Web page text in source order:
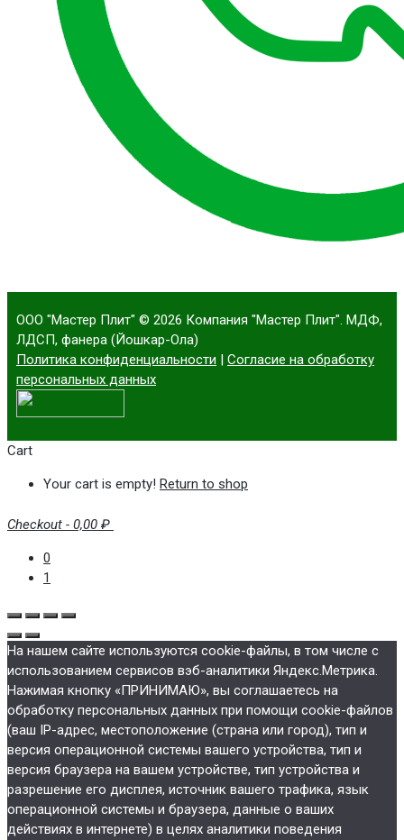
ООО "Мастер Плит" © 2026 Компания "Мастер Плит". МДФ,
ЛДСП, фанера (Йошкар-Ола)
Политика конфиденциальности | Согласие на обработку
персональных данных
Cart
Your cart is empty! Return to shop
Checkout - 0,00 ₽
0
1
На нашем сайте используются cookie-файлы, в том числе с
использованием сервисов вэб-аналитики Яндекс.Метрика.
Нажимая кнопку «ПРИНИМАЮ», вы соглашаетесь на
обработку персональных данных при помощи cookie-файлов
(ваш IP-адрес, местоположение (страна или город), тип и
версия операционной системы вашего устройства, тип и
версия браузера на вашем устройстве, тип устройства и
разрешение его дисплея, источник вашего трафика, язык
операционной системы и браузера, данные о ваших
действиях в интернете) в целях аналитики поведения